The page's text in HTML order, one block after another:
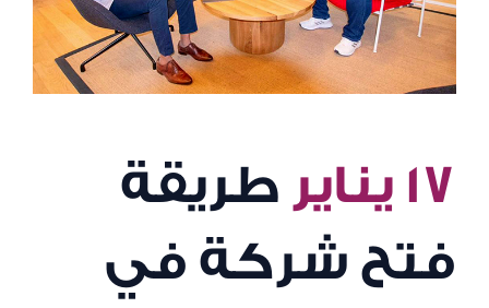
١٧ يناير
طريقة
فتح شركة في